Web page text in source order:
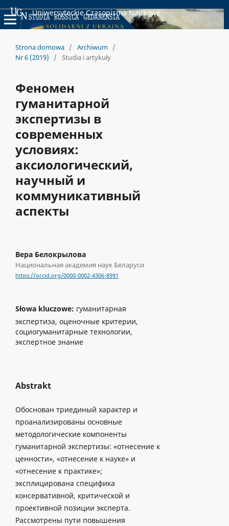
Uniwersyteckie Czasopisma Naukowe
Strona domowa / Archiwum /
Nr 6 (2019)
/ Studia i artykuły
Феномен
гуманитарной
экспертизы в
современных
условиях:
аксиологический,
научный и
коммуникативный
аспекты
Вера Белокрылова
Национальная академия наук Беларуси
https://orcid.org/0000-0002-4306-8991
Słowa kluczowe: гуманитарная
экспертиза, оценочные критерии,
социогуманитарные технологии,
экспертное знание
Abstrakt
Обоснован триединый характер и
проанализированы основные
методологические компоненты
гуманитарной экспертизы: «отнесение к
ценности», «отнесение к науке» и
«отнесение к практике»;
эксплицирована специфика
консервативной, критической и
проективной позиции эксперта.
Рассмотрены пути повышения